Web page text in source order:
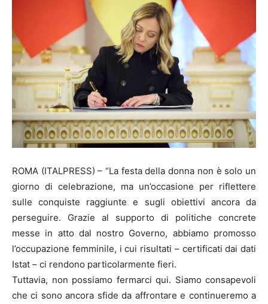
ROMA (ITALPRESS) – “La festa della donna non è solo un
giorno di celebrazione, ma un’occasione per riflettere
sulle conquiste raggiunte e sugli obiettivi ancora da
perseguire. Grazie al supporto di politiche concrete
messe in atto dal nostro Governo, abbiamo promosso
l’occupazione femminile, i cui risultati – certificati dai dati
Istat – ci rendono particolarmente fieri.
Tuttavia, non possiamo fermarci qui. Siamo consapevoli
che ci sono ancora sfide da affrontare e continueremo a